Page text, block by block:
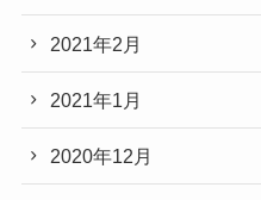
2021年2月
2021年1月
2020年12月